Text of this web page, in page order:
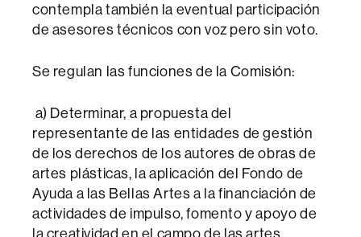
contempla también la eventual participación
de asesores técnicos con voz pero sin voto.
Se regulan las funciones de la Comisión:
a) Determinar, a propuesta del
representante de las entidades de gestión
de los derechos de los autores de obras de
artes plásticas, la aplicación del Fondo de
Ayuda a las Bellas Artes a la financiación de
actividades de impulso, fomento y apoyo de
la creatividad en el campo de las artes